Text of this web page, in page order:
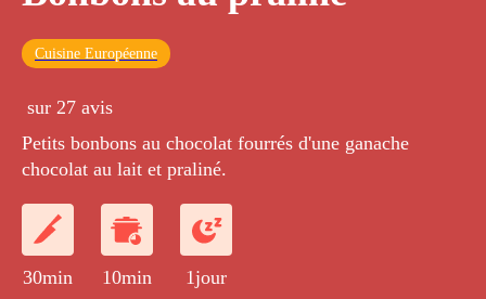
Cuisine Européenne
sur 27 avis
Petits bonbons au chocolat fourrés d'une ganache
chocolat au lait et praliné.
30min 10min 1jour